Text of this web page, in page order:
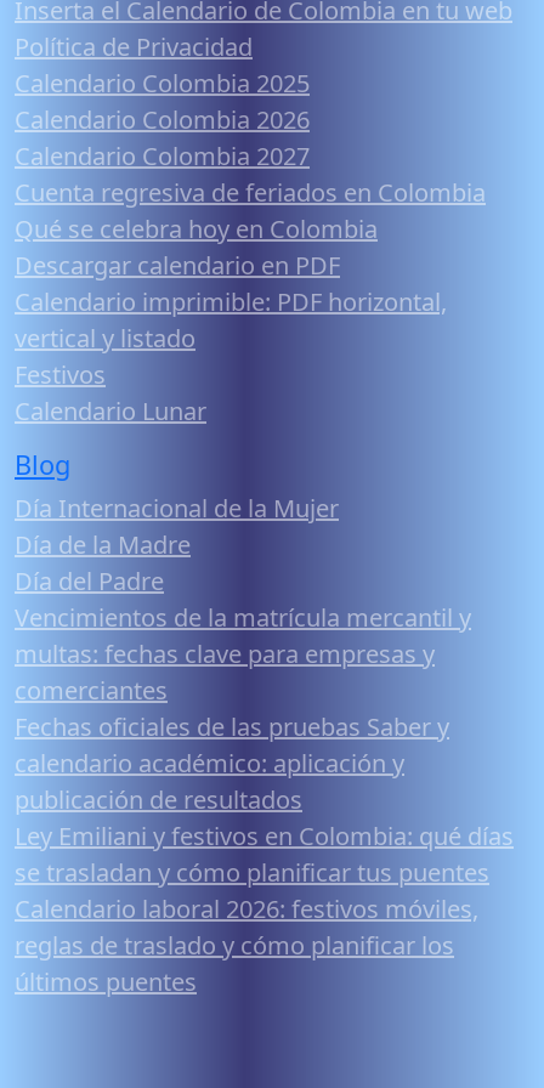
Inserta el Calendario de Colombia en tu web
Política de Privacidad
Calendario Colombia 2025
Calendario Colombia 2026
Calendario Colombia 2027
Cuenta regresiva de feriados en Colombia
Qué se celebra hoy en Colombia
Descargar calendario en PDF
Calendario imprimible: PDF horizontal,
vertical y listado
Festivos
Calendario Lunar
Blog
Día Internacional de la Mujer
Día de la Madre
Día del Padre
Vencimientos de la matrícula mercantil y
multas: fechas clave para empresas y
comerciantes
Fechas oficiales de las pruebas Saber y
calendario académico: aplicación y
publicación de resultados
Ley Emiliani y festivos en Colombia: qué días
se trasladan y cómo planificar tus puentes
Calendario laboral 2026: festivos móviles,
reglas de traslado y cómo planificar los
últimos puentes